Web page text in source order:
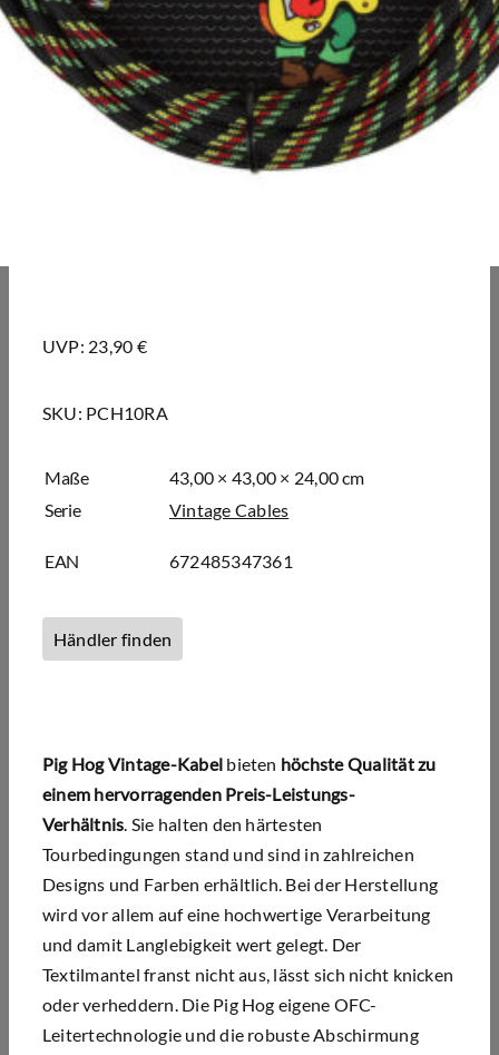
UVP: 23,90 €
SKU: PCH10RA
Maße
43,00 × 43,00 × 24,00 cm
Serie
Vintage Cables
EAN 672485347361
Händler finden
Pig Hog Vintage-Kabel bieten höchste Qualität zu
einem hervorragenden Preis-Leistungs-
Verhältnis. Sie halten den härtesten
Tourbedingungen stand und sind in zahlreichen
Designs und Farben erhältlich. Bei der Herstellung
wird vor allem auf eine hochwertige Verarbeitung
und damit Langlebigkeit wert gelegt. Der
Textilmantel franst nicht aus, lässt sich nicht knicken
oder verheddern. Die Pig Hog eigene OFC-
Leitertechnologie und die robuste Abschirmung